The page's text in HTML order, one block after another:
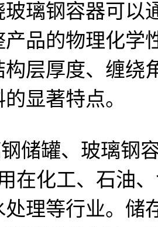
玻璃钢容器可以
产品的物理化学
构层厚度、缠绕
显著特点。
储罐、玻璃钢
在化工、石油
处理等行业。储